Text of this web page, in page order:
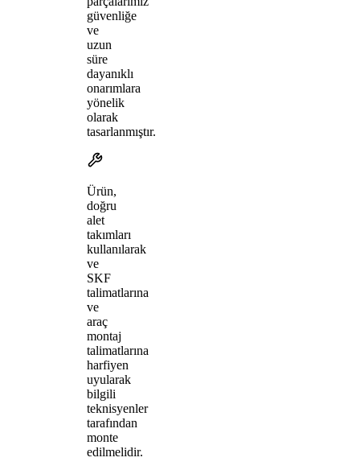
güvenliğe
ve
uzun
süre
dayanıklı
onarımlara
yönelik
olarak
tasarlanmıştır.
Ürün,
doğru
alet
takımları
kullanılarak
ve
SKF
talimatlarına
ve
araç
montaj
talimatlarına
harfiyen
uyularak
bilgili
teknisyenler
tarafından
monte
edilmelidir.